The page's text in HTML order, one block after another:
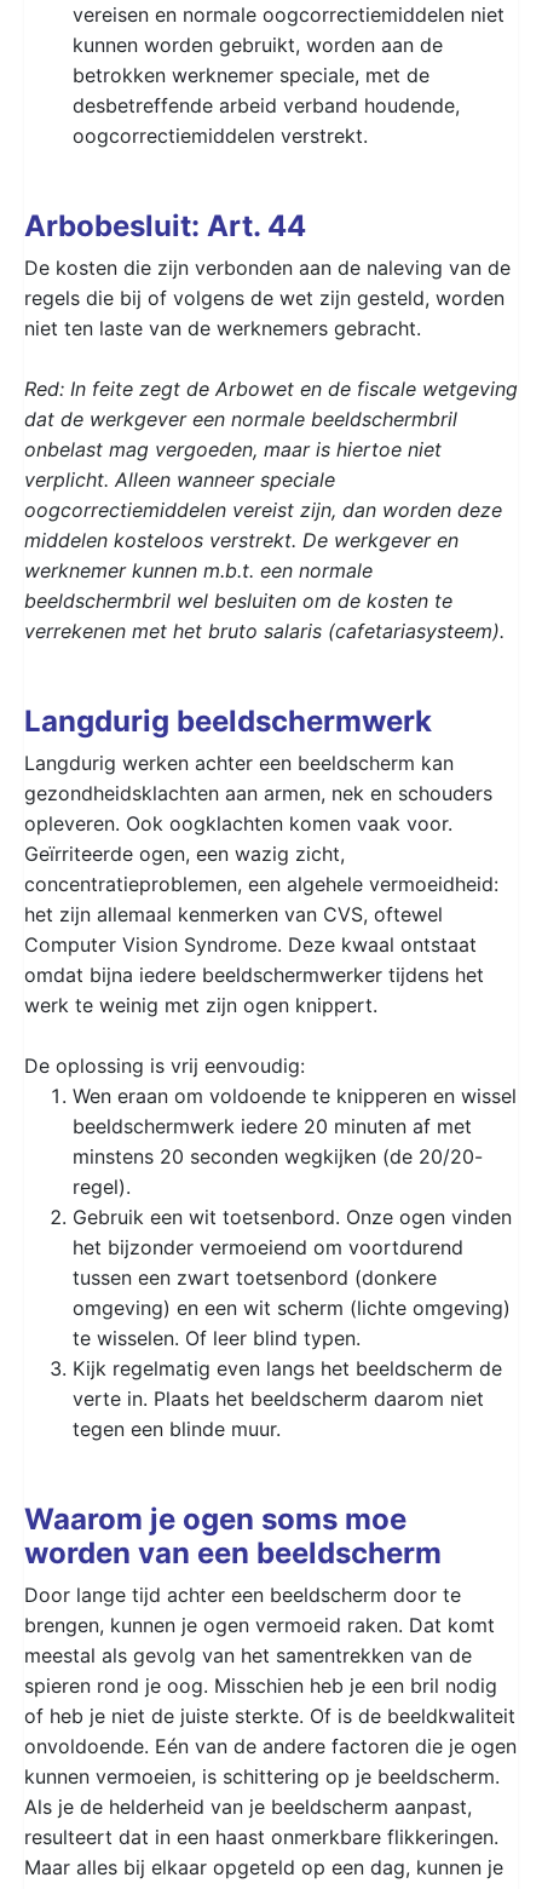
vereisen en normale oogcorrectiemiddelen niet
kunnen worden gebruikt, worden aan de
betrokken werknemer speciale, met de
desbetreffende arbeid verband houdende,
oogcorrectiemiddelen verstrekt.
Arbobesluit: Art. 44
De kosten die zijn verbonden aan de naleving van de
regels die bij of volgens de wet zijn gesteld, worden
niet ten laste van de werknemers gebracht.
Red: In feite zegt de Arbowet en de fiscale wetgeving
dat de werkgever een normale beeldschermbril
onbelast mag vergoeden, maar is hiertoe niet
verplicht. Alleen wanneer speciale
oogcorrectiemiddelen vereist zijn, dan worden deze
middelen kosteloos verstrekt. De werkgever en
werknemer kunnen m.b.t. een normale
beeldschermbril wel besluiten om de kosten te
verrekenen met het bruto salaris (cafetariasysteem).
Langdurig beeldschermwerk
Langdurig werken achter een beeldscherm kan
gezondheidsklachten aan armen, nek en schouders
opleveren. Ook oogklachten komen vaak voor.
Geïrriteerde ogen, een wazig zicht,
concentratieproblemen, een algehele vermoeidheid:
het zijn allemaal kenmerken van CVS, oftewel
Computer Vision Syndrome. Deze kwaal ontstaat
omdat bijna iedere beeldschermwerker tijdens het
werk te weinig met zijn ogen knippert.
De oplossing is vrij eenvoudig:
Wen eraan om voldoende te knipperen en wissel
beeldschermwerk iedere 20 minuten af met
minstens 20 seconden wegkijken (de 20/20-
regel).
Gebruik een wit toetsenbord. Onze ogen vinden
het bijzonder vermoeiend om voortdurend
tussen een zwart toetsenbord (donkere
omgeving) en een wit scherm (lichte omgeving)
te wisselen. Of leer blind typen.
Kijk regelmatig even langs het beeldscherm de
verte in. Plaats het beeldscherm daarom niet
tegen een blinde muur.
Waarom je ogen soms moe
worden van een beeldscherm
Door lange tijd achter een beeldscherm door te
brengen, kunnen je ogen vermoeid raken. Dat komt
meestal als gevolg van het samentrekken van de
spieren rond je oog. Misschien heb je een bril nodig
of heb je niet de juiste sterkte. Of is de beeldkwaliteit
onvoldoende. Eén van de andere factoren die je ogen
kunnen vermoeien, is schittering op je beeldscherm.
Als je de helderheid van je beeldscherm aanpast,
resulteert dat in een haast onmerkbare flikkeringen.
Maar alles bij elkaar opgeteld op een dag, kunnen je